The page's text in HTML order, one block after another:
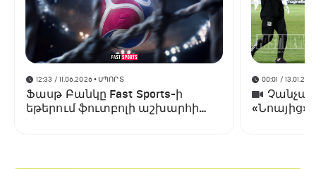
12:33 / 11.06.2026• ՍՊՈՐՏ
Ֆասթ Բանկը Fast Sports-ի
եթերում ֆուտբոլի աշխարհի
00:01 /
«Նոայից»